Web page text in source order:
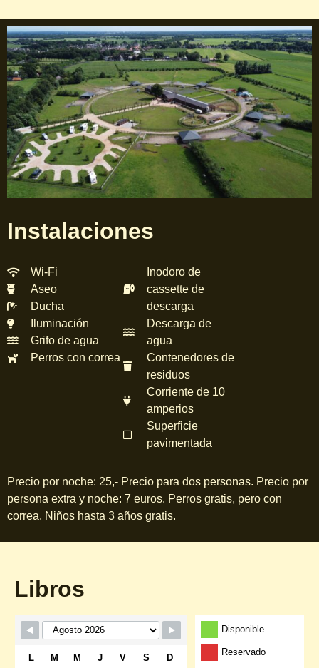
Instalaciones
Wi-Fi
Aseo
Ducha
Iluminación
Grifo de agua
Perros con correa
Inodoro de
cassette de
descarga
Descarga de
agua
Contenedores de
residuos
Corriente de 10
amperios
Superficie
pavimentada
Precio por noche: 25,- Precio para dos personas. Precio por
persona extra y noche: 7 euros. Perros gratis, pero con
correa. Niños hasta 3 años gratis.
Libros
Formulario de reserva Disponible
Reservado
L M M J V S D